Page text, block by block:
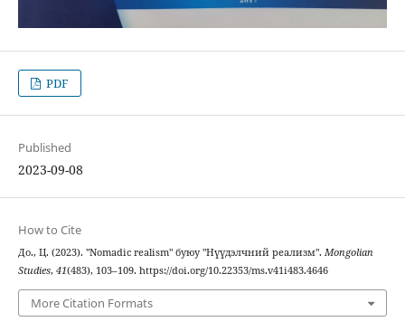
PDF
Published
2023-09-08
How to Cite
До., Ц. (2023). "Nomadic realism" буюу "Нүүдэлчний реализм". Mongolian
Studies, 41(483), 103–109. https://doi.org/10.22353/ms.v41i483.4646
More Citation Formats